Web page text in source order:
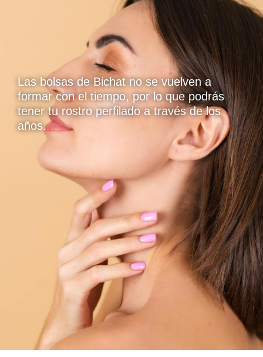
Las bolsas de Bichat no se vuelven a
formar con el tiempo, por lo que podrás
tener tu rostro perfilado a través de los
años.